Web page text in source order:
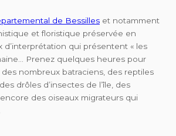
de Bessilles et notamment
et floristique préservée en
d’interprétation qui présentent « les
Prenez quelques heures pour
nombreux batraciens, des reptiles
drôles d’insectes de l’île, des
des oiseaux migrateurs qui